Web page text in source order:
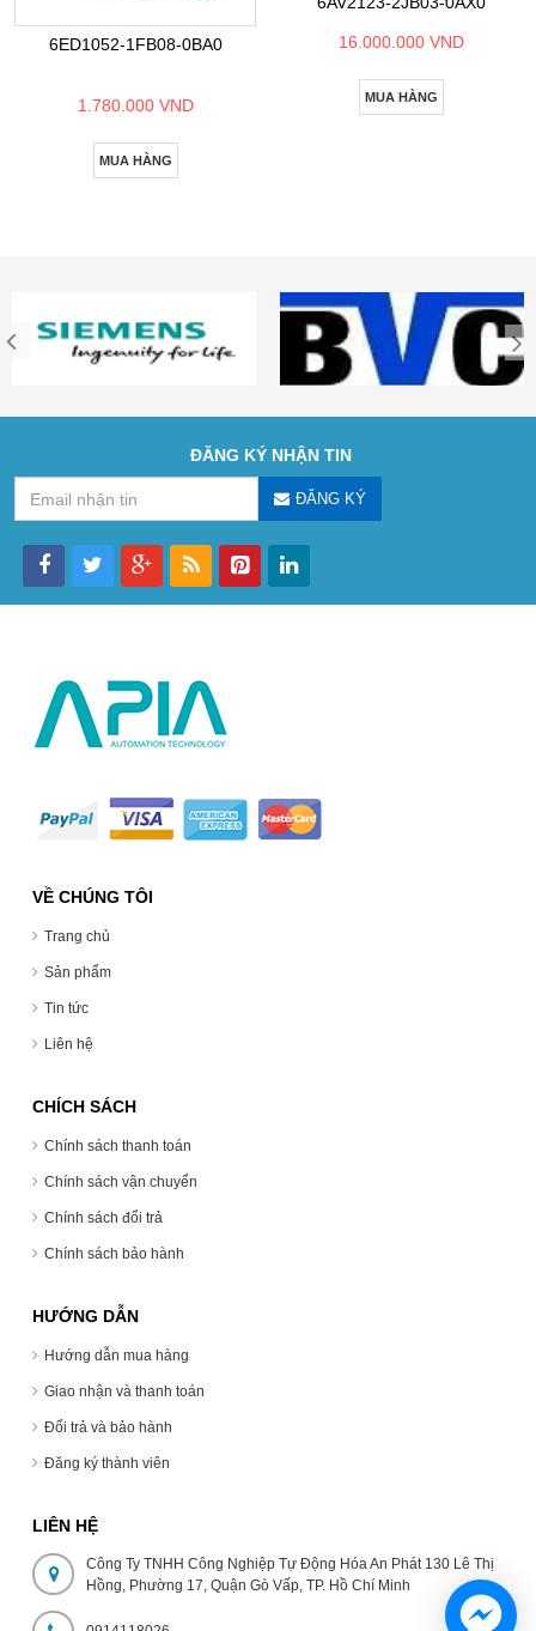
6ED1052-1FB08-0BA0
1.780.000 VND
MUA HÀNG
16.000.000 VND
MUA HÀNG
ĐĂNG KÝ NHẬN TIN
ĐĂNG KÝ
VỀ CHÚNG TÔI
Trang chủ
Sản phẩm
Tin tức
Liên hệ
CHÍCH SÁCH
Chính sách thanh toán
Chính sách vận chuyển
Chính sách đổi trả
Chính sách bảo hành
HƯỚNG DẪN
Hướng dẫn mua hàng
Giao nhận và thanh toán
Đổi trả và bảo hành
Đăng ký thành viên
LIÊN HỆ
Công Ty TNHH Công Nghiệp Tự Động Hóa An Phát 130 Lê Thị
Hồng, Phường 17, Quận Gò Vấp, TP. Hồ Chí Minh